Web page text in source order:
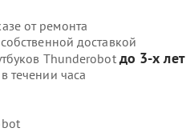
от ремонта
доставкой
Thunderobot до 3-х лет
течении часа